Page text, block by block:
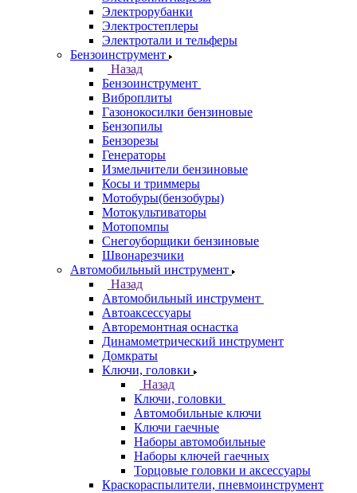
Электрорубанки
Электростеплеры
Электротали и тельферы
Бензоинструмент
Назад
Бензоинструмент
Виброплиты
Газонокосилки бензиновые
Бензопилы
Бензорезы
Генераторы
Измельчители бензиновые
Косы и триммеры
Мотобуры(бензобуры)
Мотокультиваторы
Мотопомпы
Снегоуборщики бензиновые
Швонарезчики
Автомобильный инструмент
Назад
Автомобильный инструмент
Автоаксессуары
Авторемонтная оснастка
Динамометрический инструмент
Домкраты
Ключи, головки
Назад
Ключи, головки
Автомобильные ключи
Ключи гаечные
Наборы автомобильные
Наборы ключей гаечных
Торцовые головки и аксессуары
Краскораспылители, пневмоинструмент